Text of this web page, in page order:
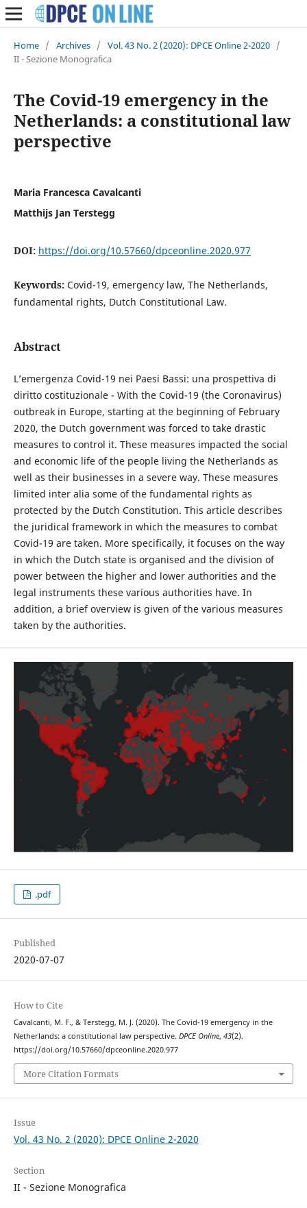
Home / Archives / Vol. 43 No. 2 (2020): DPCE Online 2-2020 /
II - Sezione Monografica
The Covid-19 emergency in the
Netherlands: a constitutional law
perspective
Maria Francesca Cavalcanti
Matthijs Jan Terstegg
DOI: https://doi.org/10.57660/dpceonline.2020.977
Keywords: Covid-19, emergency law, The Netherlands,
fundamental rights, Dutch Constitutional Law.
Abstract
L’emergenza Covid-19 nei Paesi Bassi: una prospettiva di
diritto costituzionale - With the Covid-19 (the Coronavirus)
outbreak in Europe, starting at the beginning of February
2020, the Dutch government was forced to take drastic
measures to control it. These measures impacted the social
and economic life of the people living the Netherlands as
well as their businesses in a severe way. These measures
limited inter alia some of the fundamental rights as
protected by the Dutch Constitution. This article describes
the juridical framework in which the measures to combat
Covid-19 are taken. More specifically, it focuses on the way
in which the Dutch state is organised and the division of
power between the higher and lower authorities and the
legal instruments these various authorities have. In
addition, a brief overview is given of the various measures
taken by the authorities.
.pdf
Published
2020-07-07
How to Cite
Cavalcanti, M. F., & Terstegg, M. J. (2020). The Covid-19 emergency in the
Netherlands: a constitutional law perspective. DPCE Online, 43(2).
https://doi.org/10.57660/dpceonline.2020.977
More Citation Formats
Issue
Vol. 43 No. 2 (2020): DPCE Online 2-2020
Section
II - Sezione Monografica